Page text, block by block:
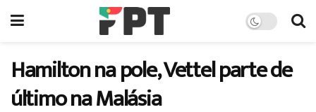
Hamilton na pole, Vettel parte de
último na Malásia